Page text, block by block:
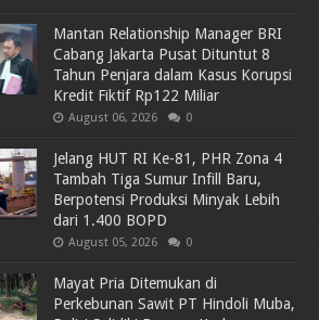
Mantan Relationship Manager BRI
Cabang Jakarta Pusat Dituntut 8
Tahun Penjara dalam Kasus Korupsi
Kredit Fiktif Rp122 Miliar
August 06, 2026 0
Jelang HUT RI Ke-81, PHR Zona 4
Tambah Tiga Sumur Infill Baru,
Berpotensi Produksi Minyak Lebih
dari 1.400 BOPD
August 05, 2026 0
Mayat Pria Ditemukan di
Perkebunan Sawit PT Hindoli Muba,